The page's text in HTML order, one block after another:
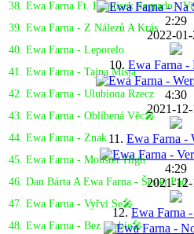
38. Ewa Farna Ft. Frantisek Segrado -
39. Ewa Farna - Z Nálezů A Krás
40. Ewa Farna - Leporelo
41. Ewa Farna - Tajna Misja
42. Ewa Farna - Ulubiona Rzecz
43. Ewa Farna - Oblíbená Věc🎤
44. Ewa Farna - Znak
45. Ewa Farna - Monster High
46. Dan Bárta A Ewa Farna - Šestej Pád
47. Ewa Farna - Vyřvi Se🎤
48. Ewa Farna - Bez Ciebie🎤
2:29
2022-
10. Ewa Farna -
4:30
2021-
11. Ewa Farna -
4:29
2021-
12.Ewa Farna